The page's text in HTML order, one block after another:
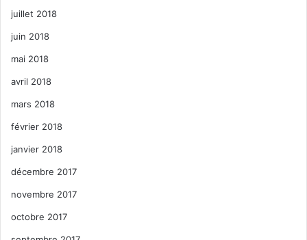
juillet 2018
juin 2018
mai 2018
avril 2018
mars 2018
février 2018
janvier 2018
décembre 2017
novembre 2017
octobre 2017